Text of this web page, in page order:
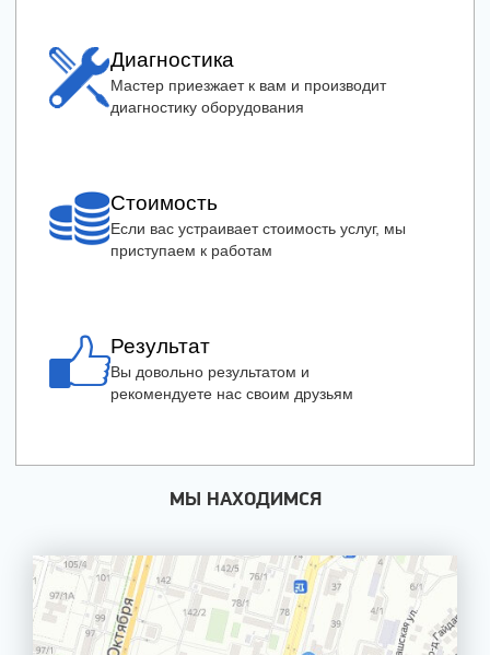
Диагностика
Мастер приезжает к вам и производит
диагностику оборудования
Стоимость
Если вас устраивает стоимость услуг, мы
приступаем к работам
Результат
Вы довольно результатом и
рекомендуете нас своим друзьям
МЫ НАХОДИМСЯ